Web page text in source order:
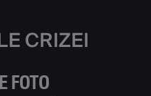
CRIZEI
FOTO